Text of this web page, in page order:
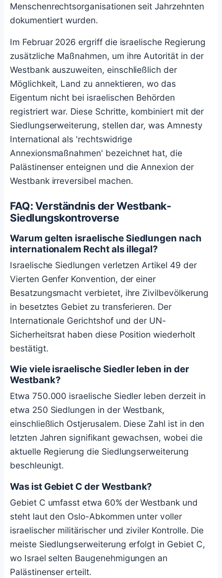
Menschenrechtsorganisationen seit Jahrzehnten
dokumentiert wurden.
Im Februar 2026 ergriff die israelische Regierung
zusätzliche Maßnahmen, um ihre Autorität in der
Westbank auszuweiten, einschließlich der
Möglichkeit, Land zu annektieren, wo das
Eigentum nicht bei israelischen Behörden
registriert war. Diese Schritte, kombiniert mit der
Siedlungserweiterung, stellen dar, was Amnesty
International als 'rechtswidrige
Annexionsmaßnahmen' bezeichnet hat, die
Palästinenser enteignen und die Annexion der
Westbank irreversibel machen.
FAQ: Verständnis der Westbank-
Siedlungskontroverse
Warum gelten israelische Siedlungen nach
internationalem Recht als illegal?
Israelische Siedlungen verletzen Artikel 49 der
Vierten Genfer Konvention, der einer
Besatzungsmacht verbietet, ihre Zivilbevölkerung
in besetztes Gebiet zu transferieren. Der
Internationale Gerichtshof und der UN-
Sicherheitsrat haben diese Position wiederholt
bestätigt.
Wie viele israelische Siedler leben in der
Westbank?
Etwa 750.000 israelische Siedler leben derzeit in
etwa 250 Siedlungen in der Westbank,
einschließlich Ostjerusalem. Diese Zahl ist in den
letzten Jahren signifikant gewachsen, wobei die
aktuelle Regierung die Siedlungserweiterung
beschleunigt.
Was ist Gebiet C der Westbank?
Gebiet C umfasst etwa 60% der Westbank und
steht laut den Oslo-Abkommen unter voller
israelischer militärischer und ziviler Kontrolle. Die
meiste Siedlungserweiterung erfolgt in Gebiet C,
wo Israel selten Baugenehmigungen an
Palästinenser erteilt.